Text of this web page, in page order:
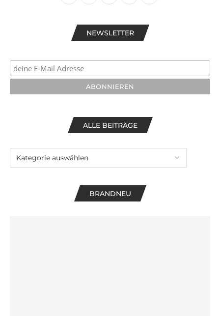
NEWSLETTER
ALLE BEITRÄGE
BRANDNEU